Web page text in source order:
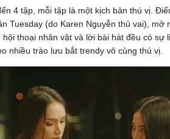
4 tập, mỗi tập là một kịch bản thú vị.
Tuesday (do Karen Nguyễn thủ vai), mở
thoại nhân vật và lời bài hát đều có sự
nhiều trào lưu bắt trendy vô cùng thú vị.